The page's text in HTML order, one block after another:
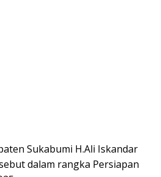
Sukabumi H.Ali Iskandar
dalam rangka Persiapan